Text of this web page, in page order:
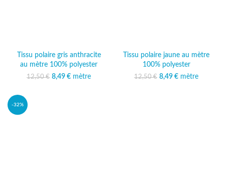
Tissu polaire gris anthracite
au mètre 100% polyester
12,50€ Le prix initial était :
8,49 €
Le prix
mètre
Tissu polaire jaune au mètre
100% polyester
12,50€ Le prix initial était :
8,49 €
Le prix
mètre
-32%